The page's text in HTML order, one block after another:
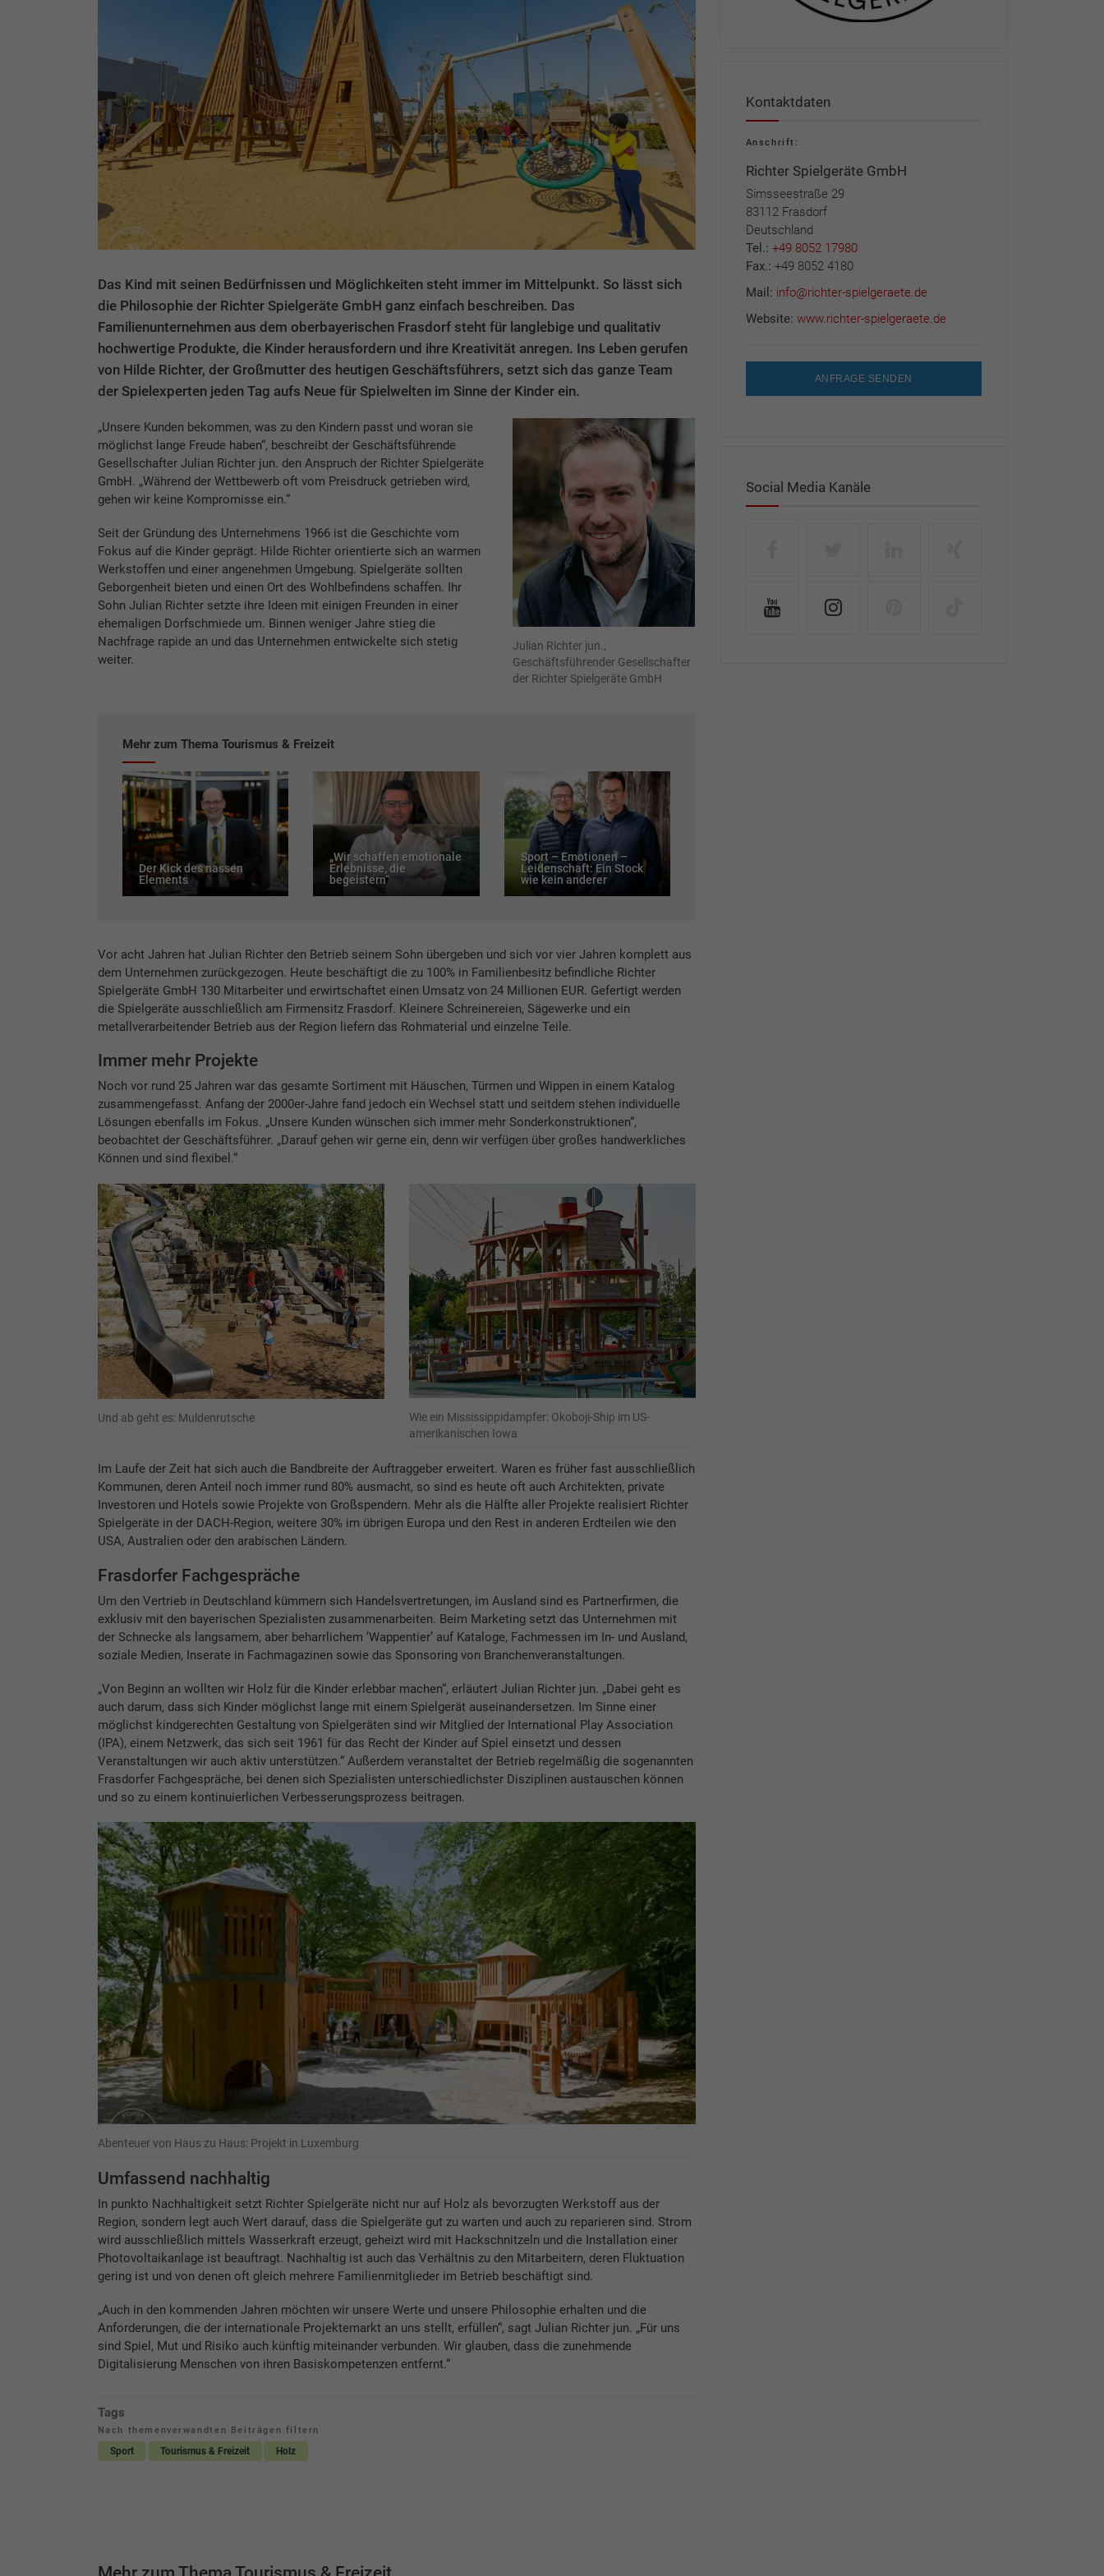
Das Kind mit seinen Bedürfnissen und Möglichkeiten steht immer im Mittelpunkt. So lässt sich
die Philosophie der Richter Spielgeräte GmbH ganz einfach beschreiben. Das
Familienunternehmen aus dem oberbayerischen Frasdorf steht für langlebige und qualitativ
hochwertige Produkte, die Kinder herausfordern und ihre Kreativität anregen. Ins Leben gerufen
von Hilde Richter, der Großmutter des heutigen Geschäftsführers, setzt sich das ganze Team
der Spielexperten jeden Tag aufs Neue für Spielwelten im Sinne der Kinder ein.
„Unsere Kunden bekommen, was zu den Kindern passt und woran sie
möglichst lange Freude haben“, beschreibt der Geschäftsführende
Gesellschafter Julian Richter jun. den Anspruch der Richter Spielgeräte
GmbH. „Während der Wettbewerb oft vom Preisdruck getrieben wird,
gehen wir keine Kompromisse ein.“
Seit der Gründung des Unternehmens 1966 ist die Geschichte vom
Fokus auf die Kinder geprägt. Hilde Richter orientierte sich an warmen
Werkstoffen und einer angenehmen Umgebung. Spielgeräte sollten
Geborgenheit bieten und einen Ort des Wohlbefindens schaffen. Ihr
Sohn Julian Richter setzte ihre Ideen mit einigen Freunden in einer
ehemaligen Dorfschmiede um. Binnen weniger Jahre stieg die
Nachfrage rapide an und das Unternehmen entwickelte sich stetig
weiter.
Julian Richter jun.,
Geschäftsführender Gesellschafter
der Richter Spielgeräte GmbH
Mehr zum Thema Tourismus & Freizeit
Der Kick des nassen
Elements
„Wir schaffen emotionale
Erlebnisse, die
begeistern“
Sport – Emotionen –
Leidenschaft: Ein Stock
wie kein anderer
Vor acht Jahren hat Julian Richter den Betrieb seinem Sohn übergeben und sich vor vier Jahren komplett aus
dem Unternehmen zurückgezogen. Heute beschäftigt die zu 100% in Familienbesitz befindliche Richter
Spielgeräte GmbH 130 Mitarbeiter und erwirtschaftet einen Umsatz von 24 Millionen EUR. Gefertigt werden
die Spielgeräte ausschließlich am Firmensitz Frasdorf. Kleinere Schreinereien, Sägewerke und ein
metallverarbeitender Betrieb aus der Region liefern das Rohmaterial und einzelne Teile.
Immer mehr Projekte
Noch vor rund 25 Jahren war das gesamte Sortiment mit Häuschen, Türmen und Wippen in einem Katalog
zusammengefasst. Anfang der 2000er-Jahre fand jedoch ein Wechsel statt und seitdem stehen individuelle
Lösungen ebenfalls im Fokus. „Unsere Kunden wünschen sich immer mehr Sonderkonstruktionen“,
beobachtet der Geschäftsführer. „Darauf gehen wir gerne ein, denn wir verfügen über großes handwerkliches
Können und sind flexibel.“
Und ab geht es: Muldenrutsche
Wie ein Mississippidampfer: Okoboji-Ship im US-
amerikanischen Iowa
Im Laufe der Zeit hat sich auch die Bandbreite der Auftraggeber erweitert. Waren es früher fast ausschließlich
Kommunen, deren Anteil noch immer rund 80% ausmacht, so sind es heute oft auch Architekten, private
Investoren und Hotels sowie Projekte von Großspendern. Mehr als die Hälfte aller Projekte realisiert Richter
Spielgeräte in der DACH-Region, weitere 30% im übrigen Europa und den Rest in anderen Erdteilen wie den
USA, Australien oder den arabischen Ländern.
Frasdorfer Fachgespräche
Um den Vertrieb in Deutschland kümmern sich Handelsvertretungen, im Ausland sind es Partnerfirmen, die
exklusiv mit den bayerischen Spezialisten zusammenarbeiten. Beim Marketing setzt das Unternehmen mit
der Schnecke als langsamem, aber beharrlichem ‘Wappentierʼ auf Kataloge, Fachmessen im In- und Ausland,
soziale Medien, Inserate in Fachmagazinen sowie das Sponsoring von Branchenveranstaltungen.
„Von Beginn an wollten wir Holz für die Kinder erlebbar machen“, erläutert Julian Richter jun. „Dabei geht es
auch darum, dass sich Kinder möglichst lange mit einem Spielgerät auseinandersetzen. Im Sinne einer
möglichst kindgerechten Gestaltung von Spielgeräten sind wir Mitglied der International Play Association
(IPA), einem Netzwerk, das sich seit 1961 für das Recht der Kinder auf Spiel einsetzt und dessen
Veranstaltungen wir auch aktiv unterstützen.“ Außerdem veranstaltet der Betrieb regelmäßig die sogenannten
Frasdorfer Fachgespräche, bei denen sich Spezialisten unterschiedlichster Disziplinen austauschen können
und so zu einem kontinuierlichen Verbesserungsprozess beitragen.
Abenteuer von Haus zu Haus: Projekt in Luxemburg
Umfassend nachhaltig
In punkto Nachhaltigkeit setzt Richter Spielgeräte nicht nur auf Holz als bevorzugten Werkstoff aus der
Region, sondern legt auch Wert darauf, dass die Spielgeräte gut zu warten und auch zu reparieren sind. Strom
wird ausschließlich mittels Wasserkraft erzeugt, geheizt wird mit Hackschnitzeln und die Installation einer
Photovoltaikanlage ist beauftragt. Nachhaltig ist auch das Verhältnis zu den Mitarbeitern, deren Fluktuation
gering ist und von denen oft gleich mehrere Familienmitglieder im Betrieb beschäftigt sind.
„Auch in den kommenden Jahren möchten wir unsere Werte und unsere Philosophie erhalten und die
Anforderungen, die der internationale Projektemarkt an uns stellt, erfüllen“, sagt Julian Richter jun. „Für uns
sind Spiel, Mut und Risiko auch künftig miteinander verbunden. Wir glauben, dass die zunehmende
Digitalisierung Menschen von ihren Basiskompetenzen entfernt.“
Tags
Nach themenverwandten Beiträgen filtern
Sport Tourismus & Freizeit Holz
Kontaktdaten
Anschrift:
Richter Spielgeräte GmbH
Simsseestraße 29
83112 Frasdorf
Deutschland
Tel.: +49 8052 17980
Fax.: +49 8052 4180
Mail: info@richter-spielgeraete.de
Website: www.richter-spielgeraete.de
ANFRAGE SENDEN
Social Media Kanäle